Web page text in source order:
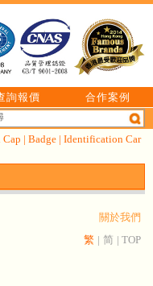
詢報價
合作案例
| Badge | Identification Car
關於我們
繁 | 简 | TOP